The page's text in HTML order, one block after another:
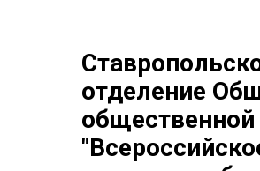
отделение
общественной